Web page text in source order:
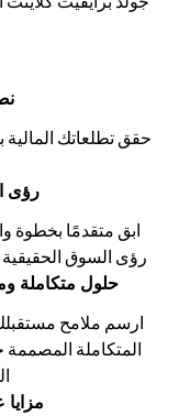
حقق تطلعاتك
رؤى
ابق متقدمًا بخطوة
رؤى السوق الحقيقية
حلول متكاملة
ارسم ملامح
المتكاملة